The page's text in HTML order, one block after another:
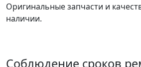
Оригинальные запчасти и
наличии.
Соблюдение сроков